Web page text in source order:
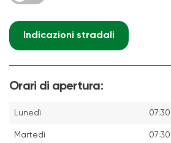
Indicazioni stradali
Orari di apertura:
Lunedì
Martedì